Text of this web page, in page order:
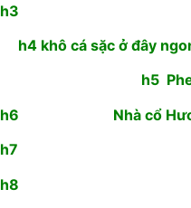
h3
h4 khô cá sặc ở đây
h5 Phe thích
h6 Nhà cổ Hương
h7
h8